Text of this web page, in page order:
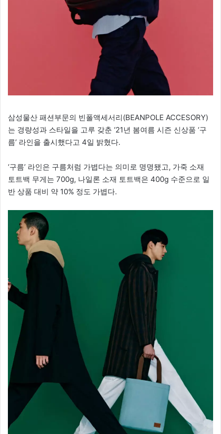
삼성물산 패션부문의 빈폴액세서리(BEANPOLE ACCESORY)
는 경량성과 스타일을 고루 갖춘 ‘21년 봄여름 시즌 신상품 ‘구
름’ 라인을 출시했다고 4일 밝혔다.
‘구름’ 라인은 구름처럼 가볍다는 의미로 명명됐고, 가죽 소재
토트백 무게는 700g, 나일론 소재 토트백은 400g 수준으로 일
반 상품 대비 약 10% 정도 가볍다.